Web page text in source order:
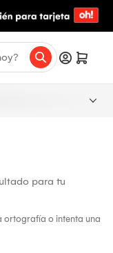
para tu
ortografía o intenta una